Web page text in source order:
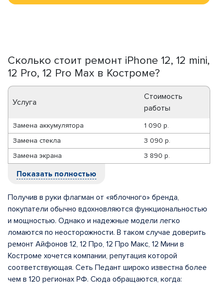
Сколько стоит ремонт iPhone 12, 12 mini,
12 Pro, 12 Pro Max в Костроме?
Услуга
Стоимость
работы
Замена аккумулятора
1 090 р.
Замена стекла
3 090 р.
Замена экрана
3 890 р.
Показать полностью
Получив в руки флагман от «яблочного» бренда,
покупатели обычно вдохновляются функциональностью
и мощностью. Однако и надежные модели легко
ломаются по неосторожности. В таком случае доверить
ремонт Айфонов 12, 12 Про, 12 Про Макс, 12 Мини в
Костроме хочется компании, репутация которой
соответствующая. Сеть Педант широко известна более
чем в 120 регионах РФ. Сюда обращаются, когда: